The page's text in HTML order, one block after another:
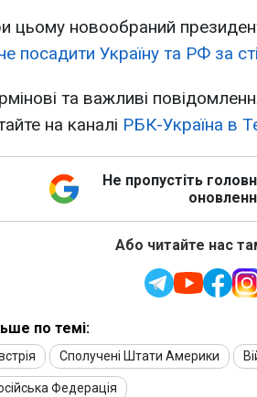
цьому новообраний
посадити Україну та РФ за
та важливі
на каналі РБК-Україна в
Не пропустіть
Або читайте нас
по темі:
Сполучені Штати Америки
Федерація